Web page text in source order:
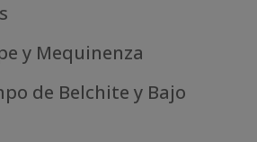
y Mequinenza
de Belchite y Bajo